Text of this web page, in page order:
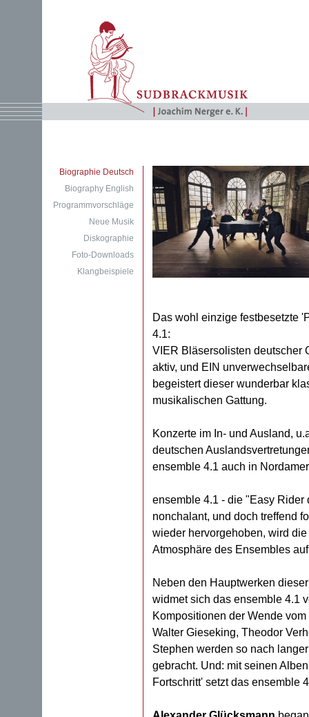
Biographie Deutsch
Biography English
Programmvorschläge
Neue Musik
Diskographie
Foto-Downloads
Klangbeispiele
Das wohl einzige festbesetzte
4.1:
VIER Bläsersolisten deutscher
aktiv, und EIN
begeistert dieser wunderbar
musikalischen Gattung.
Konzerte im In- und Ausland,
deutschen
ensemble 4.1 auch in
ensemble 4.1 - die "Easy
nonchalant, und doch treffend
wieder hervorgehoben, wird
Atmosphäre des Ensembles
Neben den Hauptwerken
widmet sich das ensemble 4.1
Kompositionen der Wende
Walter Gieseking, Theodor
Stephen werden so nach
gebracht. Und: mit seinen
Fortschritt' setzt das ensemble